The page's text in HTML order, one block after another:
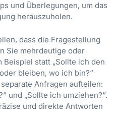
und Überlegungen, um das
herauszuholen.
dass die Fragestellung
Sie mehrdeutige oder
Beispiel statt „Sollte ich den
bleiben, wo ich bin?“
Anfragen aufteilen:
und „Sollte ich umziehen?“.
und direkte Antworten